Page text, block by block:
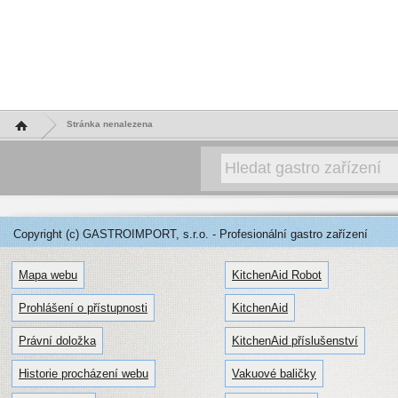
Hlavní stránka Stránka nenalezena
Copyright (c) GASTROIMPORT, s.r.o. - Profesionální gastro zařízení
Mapa webu
Prohlášení o přístupnosti
Právní doložka
Historie procházení webu
KitchenAid Robot
KitchenAid
KitchenAid příslušenství
Vakuové baličky